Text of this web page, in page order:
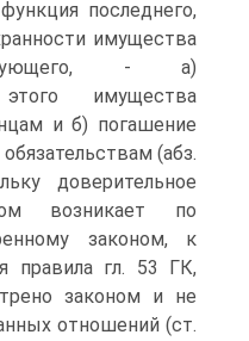
последнего,
имущества
- а)
имущества
и б) погашение
(абз.
доверительное
возникает по
законом, к
правила гл. 53 ГК,
законом и не
отношений (ст.